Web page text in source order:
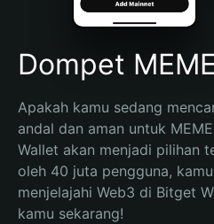
Español (Argentina)
Dompet
Apakah kamu sedang
andal dan aman untuk
Wallet akan menjadi pilihan
oleh 40 juta pengguna,
menjelajahi Web3 di Bitget
kamu sekarang!